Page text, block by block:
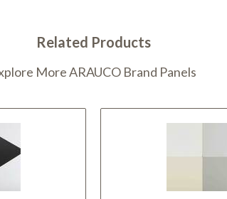
Related Products
More ARAUCO Brand Panels